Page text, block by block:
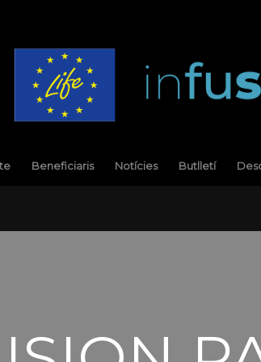
Beneficiaris Notícies Butlletí